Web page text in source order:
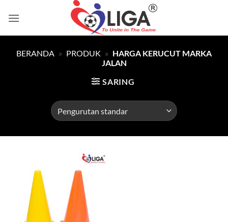
BERANDA » PRODUK » HARGA KERUCUT MARKA
JALAN
SARING